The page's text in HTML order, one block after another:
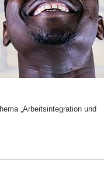
„Arbeitsintegration und